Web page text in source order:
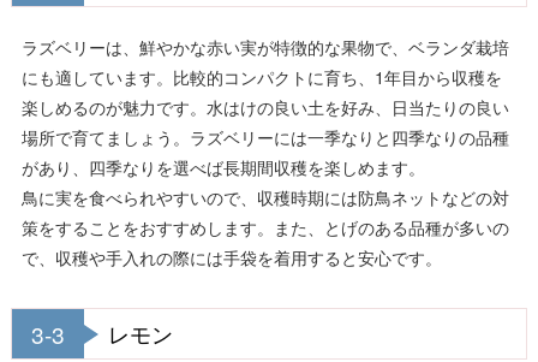
ラズベリーは、鮮やかな赤い実が特徴的な果物で、ベランダ栽培
にも適しています。比較的コンパクトに育ち、1年目から収穫を
楽しめるのが魅力です。水はけの良い土を好み、日当たりの良い
場所で育てましょう。ラズベリーには一季なりと四季なりの品種
があり、四季なりを選べば長期間収穫を楽しめます。
鳥に実を食べられやすいので、収穫時期には防鳥ネットなどの対
策をすることをおすすめします。また、とげのある品種が多いの
で、収穫や手入れの際には手袋を着用すると安心です。
3-3 レモン